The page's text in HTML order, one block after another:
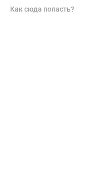
Как сюда попасть?